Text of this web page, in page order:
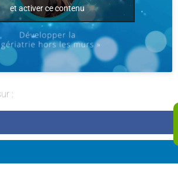
et activer ce contenu
: